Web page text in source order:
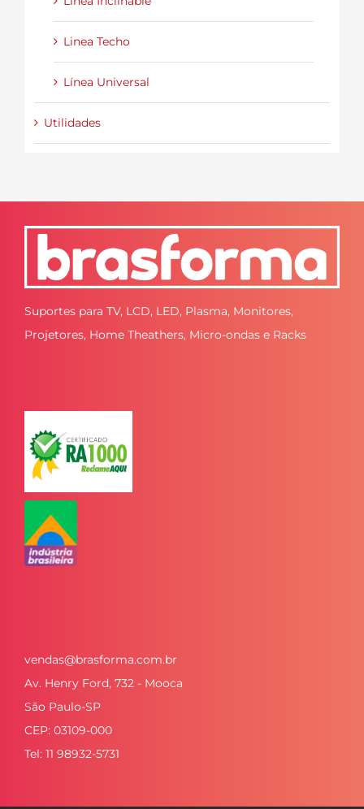
Linea Techo
Línea Universal
Utilidades
Suportes para TV, LCD, LED, Plasma, Monitores,
Projetores, Home Theathers, Micro-ondas e Racks
vendas@brasforma.com.br
Av. Henry Ford, 732 - Mooca
São Paulo-SP
CEP: 03109-000
Tel: 11 98932-5731